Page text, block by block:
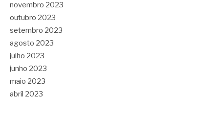
novembro 2023
outubro 2023
setembro 2023
agosto 2023
julho 2023
junho 2023
maio 2023
abril 2023